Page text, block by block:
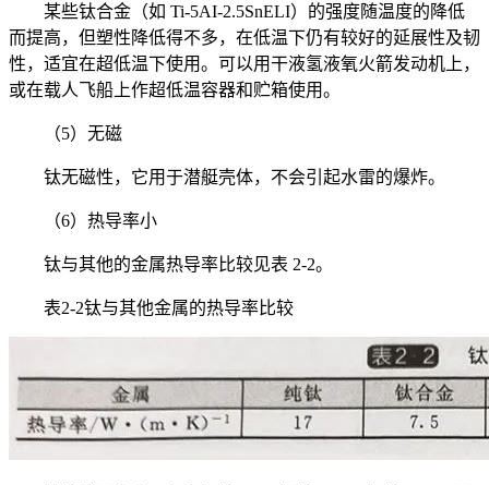
某些钛合金（如 Ti-5AI-2.5SnELI）的强度随温度的降低
而提高，但塑性降低得不多，在低温下仍有较好的延展性及韧
性，适宜在超低温下使用。可以用干液氢液氧火箭发动机上，
或在载人飞船上作超低温容器和贮箱使用。
（5）无磁
钛无磁性，它用于潜艇壳体，不会引起水雷的爆炸。
（6）热导率小
钛与其他的金属热导率比较见表 2-2。
表2-2钛与其他金属的热导率比较